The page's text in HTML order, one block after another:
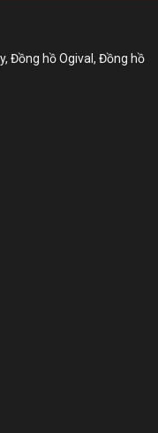
Đồng hồ Ogival, Đồng hồ